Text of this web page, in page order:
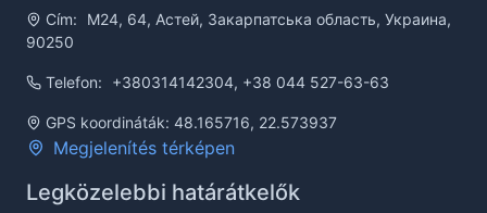
Cím:
М24, 64, Астей, Закарпатська область, Украина,
90250
Telefon: +380314142304, +38 044 527-63-63
GPS koordináták: 48.165716, 22.573937
Megjelenítés térképen
Legközelebbi határátkelők